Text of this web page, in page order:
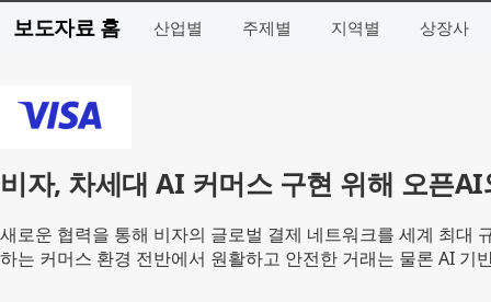
보도자료 홈 산업별 주제별 지역별 상장사
비자, 차세대 AI 커머스 구현 위해 오픈AI
새로운 협력을 통해 비자의 글로벌 결제 네트워크를 세계 최대
하는 커머스 환경 전반에서 원활하고 안전한 거래는 물론 AI 기